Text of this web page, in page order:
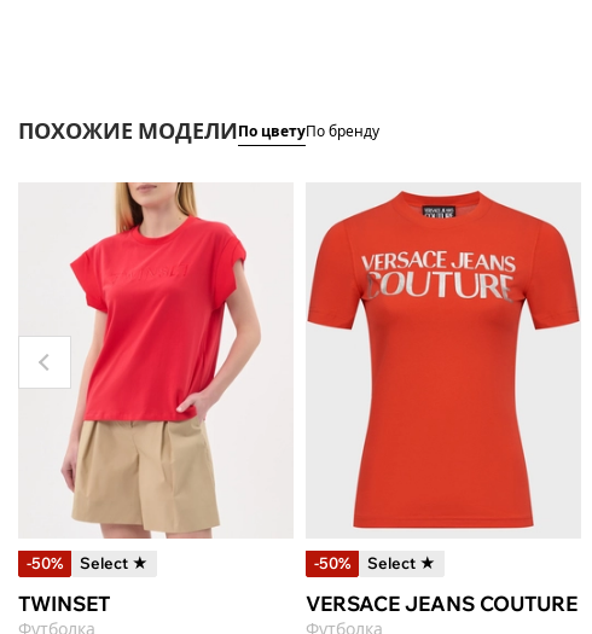
ПОХОЖИЕ МОДЕЛИПо цветуПо бренду
-50% Select ★
TWINSET
Футболка
-50% Select ★
VERSACE JEANS COUTURE
Футболка